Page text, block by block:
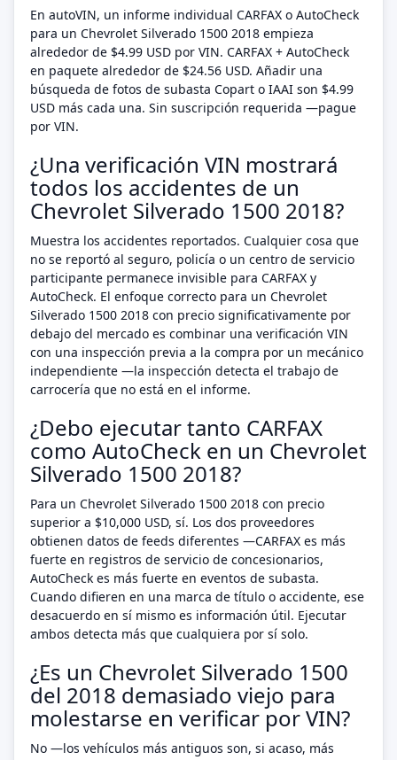
En autoVIN, un informe individual CARFAX o AutoCheck
para un Chevrolet Silverado 1500 2018 empieza
alrededor de $4.99 USD por VIN. CARFAX + AutoCheck
en paquete alrededor de $24.56 USD. Añadir una
búsqueda de fotos de subasta Copart o IAAI son $4.99
USD más cada una. Sin suscripción requerida —pague
por VIN.
¿Una verificación VIN mostrará
todos los accidentes de un
Chevrolet Silverado 1500 2018?
Muestra los accidentes reportados. Cualquier cosa que
no se reportó al seguro, policía o un centro de servicio
participante permanece invisible para CARFAX y
AutoCheck. El enfoque correcto para un Chevrolet
Silverado 1500 2018 con precio significativamente por
debajo del mercado es combinar una verificación VIN
con una inspección previa a la compra por un mecánico
independiente —la inspección detecta el trabajo de
carrocería que no está en el informe.
¿Debo ejecutar tanto CARFAX
como AutoCheck en un Chevrolet
Silverado 1500 2018?
Para un Chevrolet Silverado 1500 2018 con precio
superior a $10,000 USD, sí. Los dos proveedores
obtienen datos de feeds diferentes —CARFAX es más
fuerte en registros de servicio de concesionarios,
AutoCheck es más fuerte en eventos de subasta.
Cuando difieren en una marca de título o accidente, ese
desacuerdo en sí mismo es información útil. Ejecutar
ambos detecta más que cualquiera por sí solo.
¿Es un Chevrolet Silverado 1500
del 2018 demasiado viejo para
molestarse en verificar por VIN?
No —los vehículos más antiguos son, si acaso, más